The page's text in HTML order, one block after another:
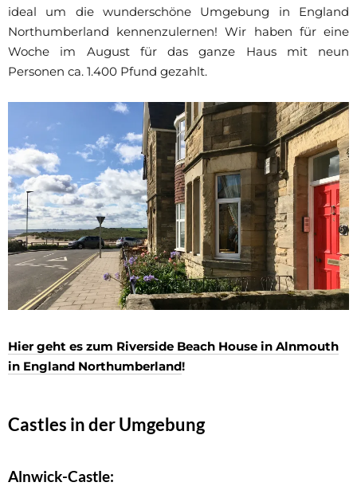
ideal um die wunderschöne Umgebung in England
Northumberland kennenzulernen! Wir haben für eine
Woche im August für das ganze Haus mit neun
Personen ca. 1.400 Pfund gezahlt.
Hier geht es zum Riverside Beach House in Alnmouth
in England Northumberland!
Castles in der Umgebung
Alnwick-Castle: